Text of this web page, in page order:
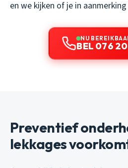
en we kijken of je in
NU
BEL 076
Preventief
lekkages